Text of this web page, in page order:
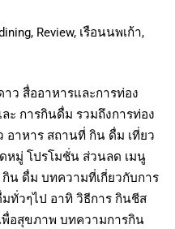
Review, เรือนนพเก้า,
ว สื่ออาหารและการท่อง
ะ การกินดื่ม รวมถึงการท่อง
อาหาร สถานที่ กิน ดื่ม เที่ยว
หมู่ โปรโมชั่น ส่วนลด เมนู
กิน ดื่ม บทความที่เกี่ยวกับการ
ทั่วๆไป อาทิ วิธีการ กินชีส
อสุขภาพ บทความการกิน